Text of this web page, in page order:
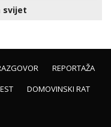
svijet
REPORTAŽA
DOMOVINSKI RAT